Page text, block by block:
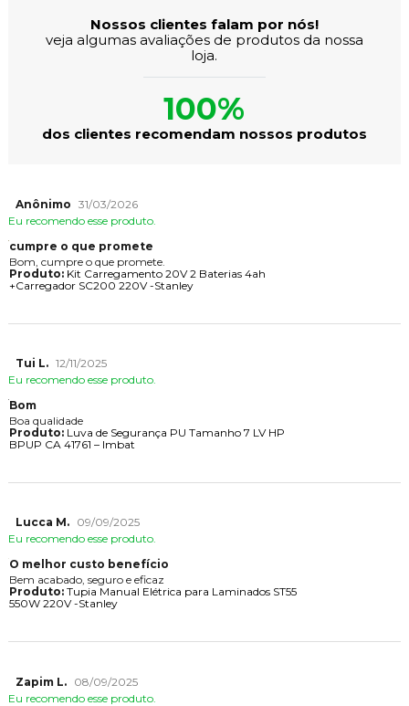
Nossos clientes falam por nós!
veja algumas avaliações de produtos da nossa
loja.
100%
dos clientes recomendam nossos produtos
Anônimo 31/03/2026
Eu recomendo esse produto.
cumpre o que promete
Bom, cumpre o que promete.
Produto:Kit Carregamento 20V 2 Baterias 4ah
+Carregador SC200 220V -Stanley
Tui L. 12/11/2025
Eu recomendo esse produto.
Bom
Boa qualidade
Produto:Luva de Segurança PU Tamanho 7 LV HP
BPUP CA 41761 – Imbat
Lucca M.
09/09/2025
Eu recomendo esse produto.
O melhor custo benefício
Bem acabado, seguro e eficaz
Produto:Tupia Manual Elétrica para Laminados ST55
550W 220V -Stanley
Zapim L.
08/09/2025
Eu recomendo esse produto.